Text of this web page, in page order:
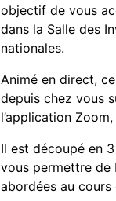
objectif de vous
dans la Salle des
nationales.
Animé en direct,
depuis chez vous
l’application
Il est découpé en
vous permettre de
abordées au cours